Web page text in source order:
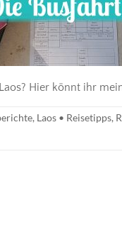
Hier könnt ihr
, Laos • Reisetipps,